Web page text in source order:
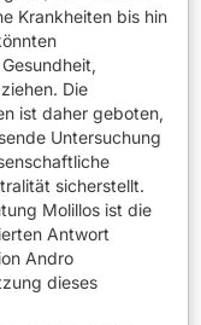
Krankheiten bis hin
Die
ist daher geboten,
Untersuchung
sicherstellt.
Molillos ist die
Antwort
Andro
dieses